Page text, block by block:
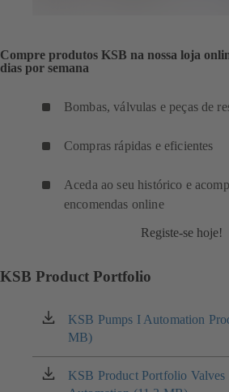
Compre produtos KSB na nossa loja
dias por semana
Bombas, válvulas e peças de
Compras rápidas e eficientes
Aceda ao seu histórico e
encomendas online
Registe-se hoje!
KSB Product Portfolio
KSB Pumps I Automation
MB)
(abre
em
uma
nova
KSB Product Portfolio
(abre